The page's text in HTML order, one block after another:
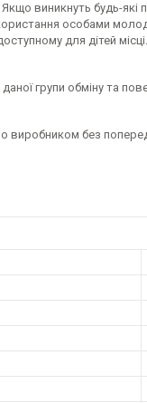
виникнуть будь-які
особами
для дітей
групи обміну та
виробником без